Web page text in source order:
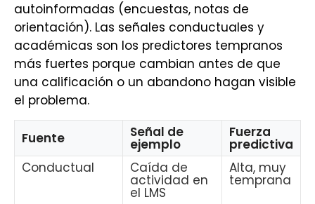
autoinformadas (encuestas, notas de
orientación). Las señales conductuales y
académicas son los predictores tempranos
más fuertes porque cambian antes de que
una calificación o un abandono hagan visible
el problema.
Fuente Señal de
ejemplo
Fuerza
predictiva
Conductual
Caída de
actividad en
el LMS
Alta, muy
temprana